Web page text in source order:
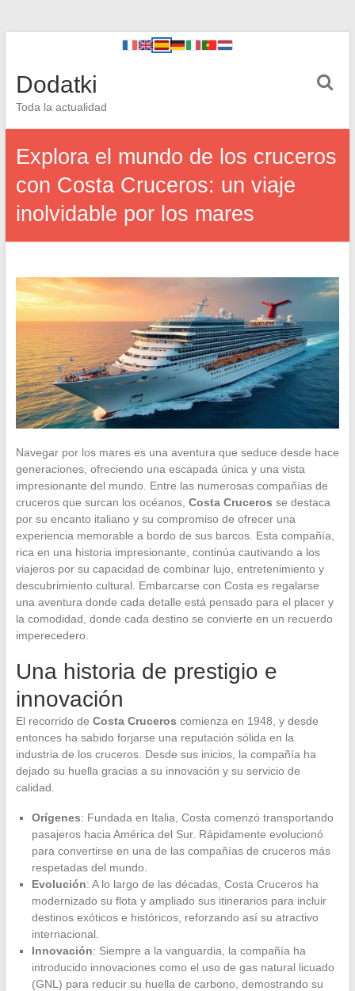
Dodatki
Toda la actualidad
Explora el mundo de los cruceros
con Costa Cruceros: un viaje
inolvidable por los mares
Navegar por los mares es una aventura que seduce desde hace
generaciones, ofreciendo una escapada única y una vista
impresionante del mundo. Entre las numerosas compañías de
cruceros que surcan los océanos, Costa Cruceros se destaca
por su encanto italiano y su compromiso de ofrecer una
experiencia memorable a bordo de sus barcos. Esta compañía,
rica en una historia impresionante, continúa cautivando a los
viajeros por su capacidad de combinar lujo, entretenimiento y
descubrimiento cultural. Embarcarse con Costa es regalarse
una aventura donde cada detalle está pensado para el placer y
la comodidad, donde cada destino se convierte en un recuerdo
imperecedero.
Una historia de prestigio e
innovación
El recorrido de Costa Cruceros comienza en 1948, y desde
entonces ha sabido forjarse una reputación sólida en la
industria de los cruceros. Desde sus inicios, la compañía ha
dejado su huella gracias a su innovación y su servicio de
calidad.
Orígenes: Fundada en Italia, Costa comenzó transportando
pasajeros hacia América del Sur. Rápidamente evolucionó
para convertirse en una de las compañías de cruceros más
respetadas del mundo.
Evolución: A lo largo de las décadas, Costa Cruceros ha
modernizado su flota y ampliado sus itinerarios para incluir
destinos exóticos e históricos, reforzando así su atractivo
internacional.
Innovación: Siempre a la vanguardia, la compañía ha
introducido innovaciones como el uso de gas natural licuado
(GNL) para reducir su huella de carbono, demostrando su